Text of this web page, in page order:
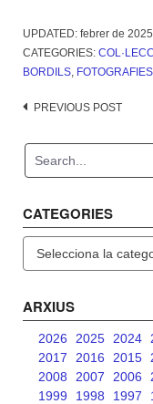
UPDATED: febrer de 2025
CATEGORIES:
BORDILS FOTOGRAFIES
Post
PREVIOUS POST
CATEGORIES
ARXIUS
2026 2025 2024
2017
2016 2015
2008
2007 2006
1999
1998 1997